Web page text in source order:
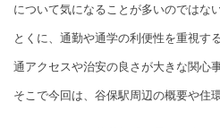
について気になることが多いのではな
とくに、通勤や通学の利便性を重視す
通アクセスや治安の良さが大きな関心
そこで今回は、谷保駅周辺の概要や住